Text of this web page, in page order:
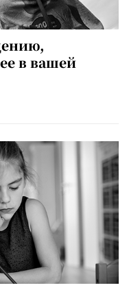
в вашей